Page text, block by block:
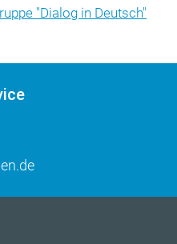
"Dialog in Deutsch"